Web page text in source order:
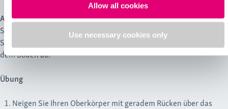
Allow all cookies
Use necessary cookies only
Ausgangsposition
Stellen Sie sich hüftbreit auf. Beugen Sie ein Bein leicht, strecken
Sie das andere Bein nach vorne und setzen Sie dabei die Ferse auf
dem Boden ab.
Übung
Neigen Sie Ihren Oberkörper mit geradem Rücken über das